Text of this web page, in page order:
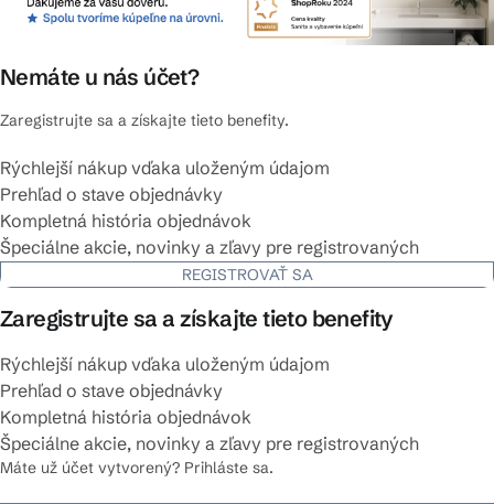
Nemáte u nás účet?
Zaregistrujte sa a získajte tieto benefity.
Rýchlejší nákup vďaka uloženým údajom
Prehľad o stave objednávky
Kompletná história objednávok
Špeciálne akcie, novinky a zľavy pre registrovaných
REGISTROVAŤ SA
Zaregistrujte sa a získajte tieto benefity
Rýchlejší nákup vďaka uloženým údajom
Prehľad o stave objednávky
Kompletná história objednávok
Špeciálne akcie, novinky a zľavy pre registrovaných
Máte už účet vytvorený? Prihláste sa.